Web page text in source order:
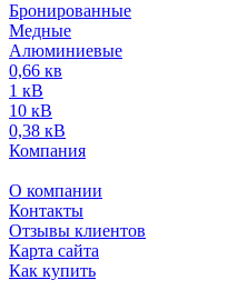
Бронированные
Медные
Алюминиевые
0,66 кв
1 кВ
10 кВ
0,38 кВ
Компания
О компании
Контакты
Отзывы клиентов
Карта сайта
Как купить